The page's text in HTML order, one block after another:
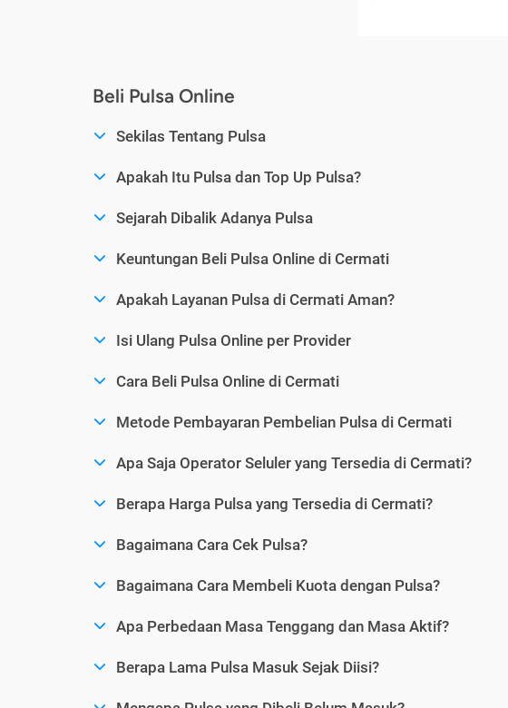
Beli Pulsa Online
Sekilas Tentang Pulsa
Apakah Itu Pulsa dan Top Up Pulsa?
Sejarah Dibalik Adanya Pulsa
Keuntungan Beli Pulsa Online di Cermati
Apakah Layanan Pulsa di Cermati Aman?
Isi Ulang Pulsa Online per Provider
Cara Beli Pulsa Online di Cermati
Metode Pembayaran Pembelian Pulsa di Cermati
Apa Saja Operator Seluler yang Tersedia di Cermati?
Berapa Harga Pulsa yang Tersedia di Cermati?
Bagaimana Cara Cek Pulsa?
Bagaimana Cara Membeli Kuota dengan Pulsa?
Apa Perbedaan Masa Tenggang dan Masa Aktif?
Berapa Lama Pulsa Masuk Sejak Diisi?